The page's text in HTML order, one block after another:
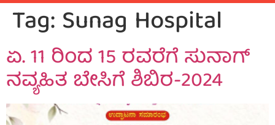
Tag: Sunag Hospital
ಏ. 11 ರಿಂದ 15 ರವರೆಗೆ ಸುನಾಗ್
ನವ್ಯಹಿತ ಬೇಸಿಗೆ ಶಿಬಿರ-2024